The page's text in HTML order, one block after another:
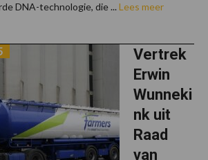
DNA-technologie, die ... Lees meer
Vertrek
Erwin
Wunneki
nk uit
Raad
van